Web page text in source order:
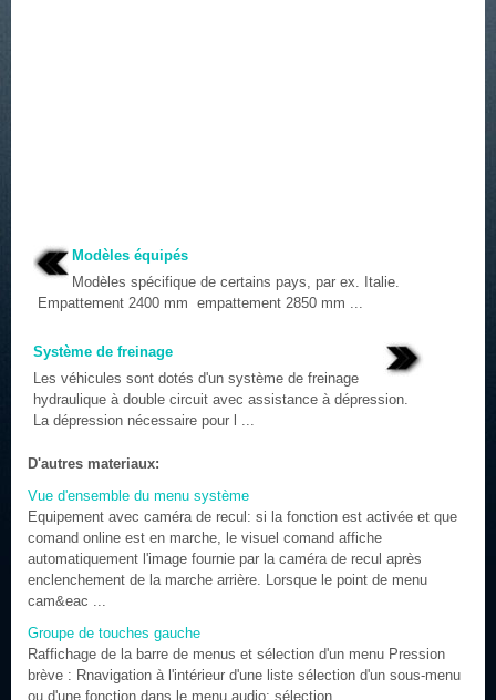
Modèles équipés
Modèles spécifique de certains pays, par ex. Italie.
Empattement 2400 mm empattement 2850 mm ...
Système de freinage
Les véhicules sont dotés d'un système de freinage
hydraulique à double circuit avec assistance à dépression.
La dépression nécessaire pour l ...
D'autres materiaux:
Vue d'ensemble du menu système
Equipement avec caméra de recul: si la fonction est activée et que
comand online est en marche, le visuel comand affiche
automatiquement l'image fournie par la caméra de recul après
enclenchement de la marche arrière. Lorsque le point de menu
cam&eac ...
Groupe de touches gauche
Raffichage de la barre de menus et sélection d'un menu Pression
brève : Rnavigation à l'intérieur d'une liste sélection d'un sous-menu
ou d'une fonction dans le menu audio: sélection ...